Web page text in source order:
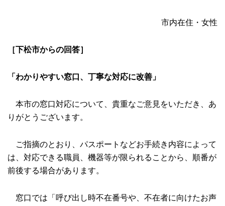
市内在住・女性
［下松市からの回答］
「わかりやすい窓口、丁寧な対応に改善」
本市の窓口対応について、貴重なご意見をいただき、あ
りがとうございます。
ご指摘のとおり、パスポートなどお手続き内容によって
は、対応できる職員、機器等が限られることから、順番が
前後する場合があります。
窓口では「呼び出し時不在番号や、不在者に向けたお声